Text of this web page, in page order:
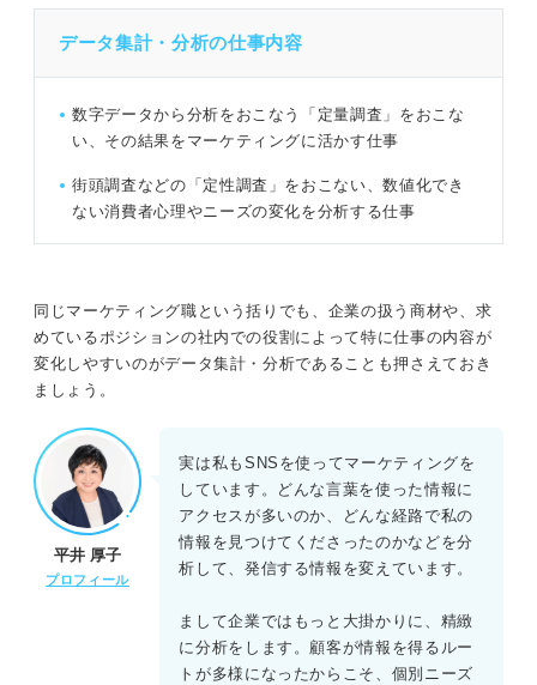
データ集計・分析の仕事内容
数字データから分析をおこなう「定量調査」をおこな
い、その結果をマーケティングに活かす仕事
街頭調査などの「定性調査」をおこない、数値化でき
ない消費者心理やニーズの変化を分析する仕事
同じマーケティング職という括りでも、企業の扱う商材や、求
めているポジションの社内での役割によって特に仕事の内容が
変化しやすいのがデータ集計・分析であることも押さえておき
ましょう。
平井 厚子
プロフィール
実は私もSNSを使ってマーケティングを
しています。どんな言葉を使った情報に
アクセスが多いのか、どんな経路で私の
情報を見つけてくださったのかなどを分
析して、発信する情報を変えています。
まして企業ではもっと大掛かりに、精緻
に分析をします。顧客が情報を得るルー
トが多様になったからこそ、個別ニーズ